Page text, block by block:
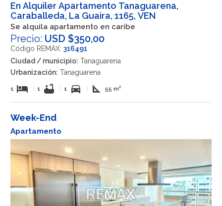
En Alquiler Apartamento Tanaguarena,
Caraballeda, La Guaira, 1165, VEN
Se alquila apartamento en caribe
Precio: USD $350,00
Código REMAX: 316491
Ciudad / municipio: Tanaguarena
Urbanización: Tanaguarena
1 hotel 1 bathtub 1 directions_car square_foot 55 m²
Week-End
Apartamento